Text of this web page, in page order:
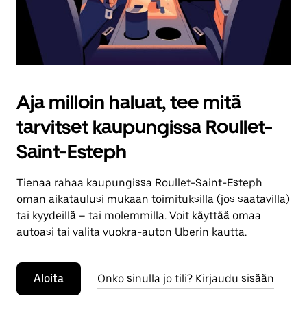
Aja milloin haluat, tee mitä
tarvitset kaupungissa Roullet-
Saint-Esteph
Tienaa rahaa kaupungissa Roullet-Saint-Esteph
oman aikataulusi mukaan toimituksilla (jos saatavilla)
tai kyydeillä – tai molemmilla. Voit käyttää omaa
autoasi tai valita vuokra-auton Uberin kautta.
Aloita Onko sinulla jo tili? Kirjaudu sisään